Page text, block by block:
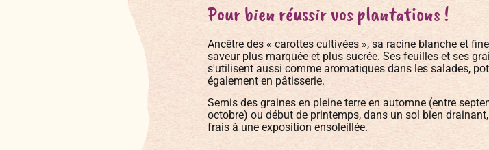
Pour bien réussir vos plantations !
Ancêtre des « carottes cultivées », sa racine blanche et
saveur plus marquée et plus sucrée. Ses feuilles et ses
s'utilisent aussi comme aromatiques dans les salades,
également en pâtisserie.
Semis des graines en pleine terre en automne (entre
octobre) ou début de printemps, dans un sol bien
frais à une exposition ensoleillée.